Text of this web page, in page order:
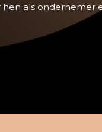
als ondernemer